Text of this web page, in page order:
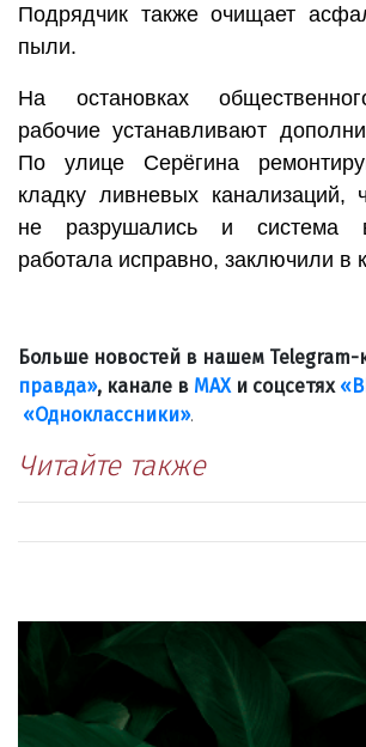
Подрядчик также очищает
пыли.
На остановках
рабочие устанавливают
По улице Серёгина
кладку ливневых канализаций,
не разрушались и система
работала исправно, заключили в
Больше новостей в нашем Telegram-
правда», канале в МАХ и соцсетях
«Одноклассники».
Читайте также